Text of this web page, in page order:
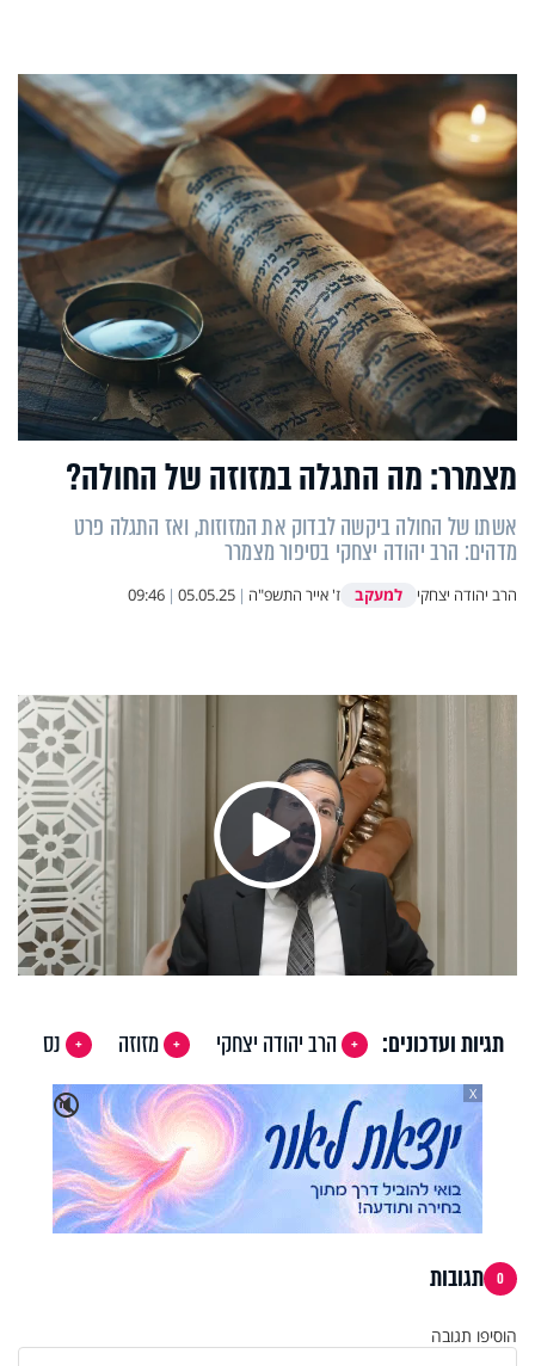
מצמרר: מה התגלה במזוזה של החולה?
אשתו של החולה ביקשה לבדוק את המזוזות, ואז התגלה פרט
מדהים: הרב יהודה יצחקי בסיפור מצמרר
הרב יהודה יצחקי למעקב ז' אייר התשפ"ה |
05.05.25
|
09:46
Play
Video
תגיות ועדכונים: הרב יהודה יצחקי מזוזה
נס
🔇
X
0 תגובות
הוסיפו תגובה